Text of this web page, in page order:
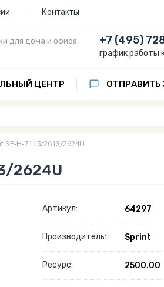
Контакты
для дома и офиса,
+7 (495)
график работы
ЦЕНТР ОТПРАВИТЬ
H-7115/2613/2624U
2624U
Артикул: 64297
Производитель: Sprint
Ресурс: 2500.00